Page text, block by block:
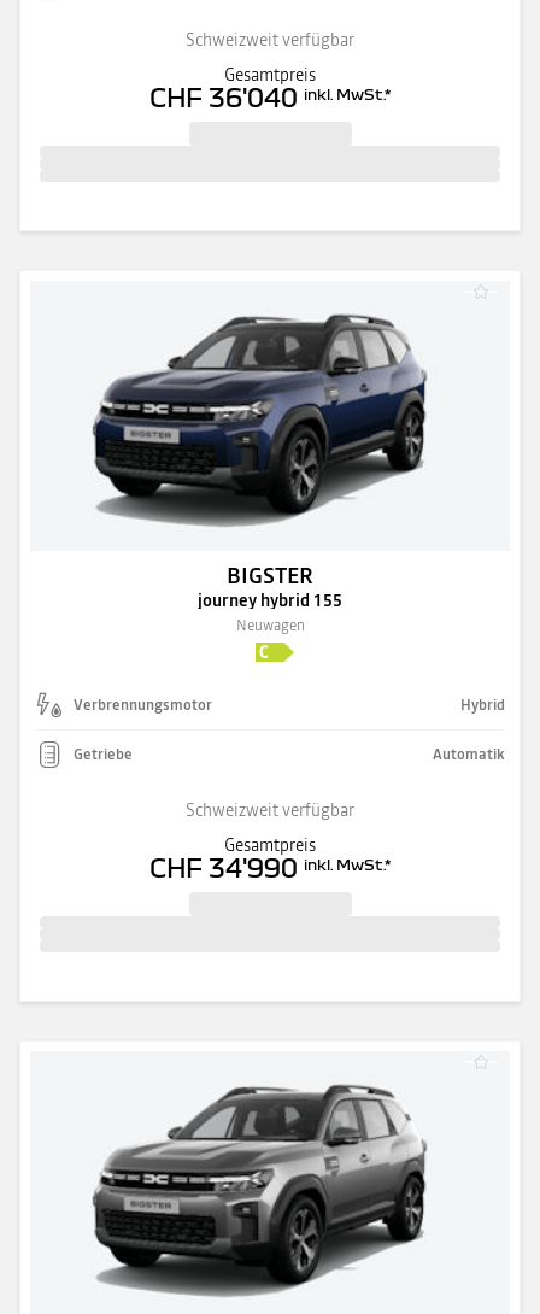
Schweizweit verfügbar
Gesamtpreis
CHF 36'040 inkl. MwSt.*
BIGSTER
journey hybrid 155
Neuwagen
Verbrennungsmotor Hybrid
Getriebe Automatik
Schweizweit verfügbar
Gesamtpreis
CHF 34'990 inkl. MwSt.*